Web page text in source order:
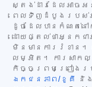
ស្តង់ដារដែលអាចអ
ពេលទិញដំបូងរបស់
ដូចដែលបានកំណត់
ដោយផ្តល់ថាអ្នកជ
មិនមានការរំខាន
លម្អិត។ ការសាក
កិច្ចព្រមព្រៀងរ
ឯកជនភាព/ខូគី
និង